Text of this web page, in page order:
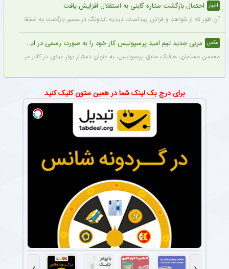
اخبار احتمال بازگشت ستاره گابنی به استقلال افزایش یافت
آن طور که از شواهد و قرائن پیداست، دیدیه اندونگ در مسیر بازگشت به استقلال قرار
عکس مربی جدید تیم امید پرسپولیس کار خود را به صورت رسمی در این باشگاه آغاز کرد + عکس
محسن مسلمان، هافبک سابق پرسپولیس، به عنوان دستیار بهار عبدی در کادر مربیگری
برای درج بک لینک شما در همین ستون کلیک کنید